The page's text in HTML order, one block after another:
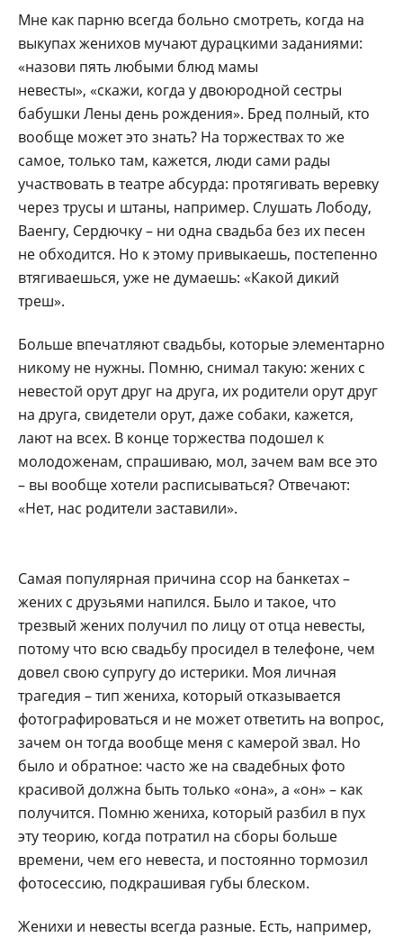
Мне как парню всегда больно смотреть, когда на
выкупах женихов мучают дурацкими заданиями:
«назови пять любыми блюд мамы
невесты», «скажи, когда у двоюродной сестры
бабушки Лены день рождения». Бред полный, кто
вообще может это знать? На торжествах то же
самое, только там, кажется, люди сами рады
участвовать в театре абсурда: протягивать веревку
через трусы и штаны, например. Слушать Лободу,
Ваенгу, Сердючку – ни одна свадьба без их песен
не обходится. Но к этому привыкаешь, постепенно
втягиваешься, уже не думаешь: «Какой дикий
треш».
Больше впечатляют свадьбы, которые элементарно
никому не нужны. Помню, снимал такую: жених с
невестой орут друг на друга, их родители орут друг
на друга, свидетели орут, даже собаки, кажется,
лают на всех. В конце торжества подошел к
молодоженам, спрашиваю, мол, зачем вам все это
– вы вообще хотели расписываться? Отвечают:
«Нет, нас родители заставили».
Самая популярная причина ссор на банкетах –
жених с друзьями напился. Было и такое, что
трезвый жених получил по лицу от отца невесты,
потому что всю свадьбу просидел в телефоне, чем
довел свою супругу до истерики. Моя личная
трагедия – тип жениха, который отказывается
фотографироваться и не может ответить на вопрос,
зачем он тогда вообще меня с камерой звал. Но
было и обратное: часто же на свадебных фото
красивой должна быть только «она», а «он» – как
получится. Помню жениха, который разбил в пух
эту теорию, когда потратил на сборы больше
времени, чем его невеста, и постоянно тормозил
фотосессию, подкрашивая губы блеском.
Женихи и невесты всегда разные. Есть, например,